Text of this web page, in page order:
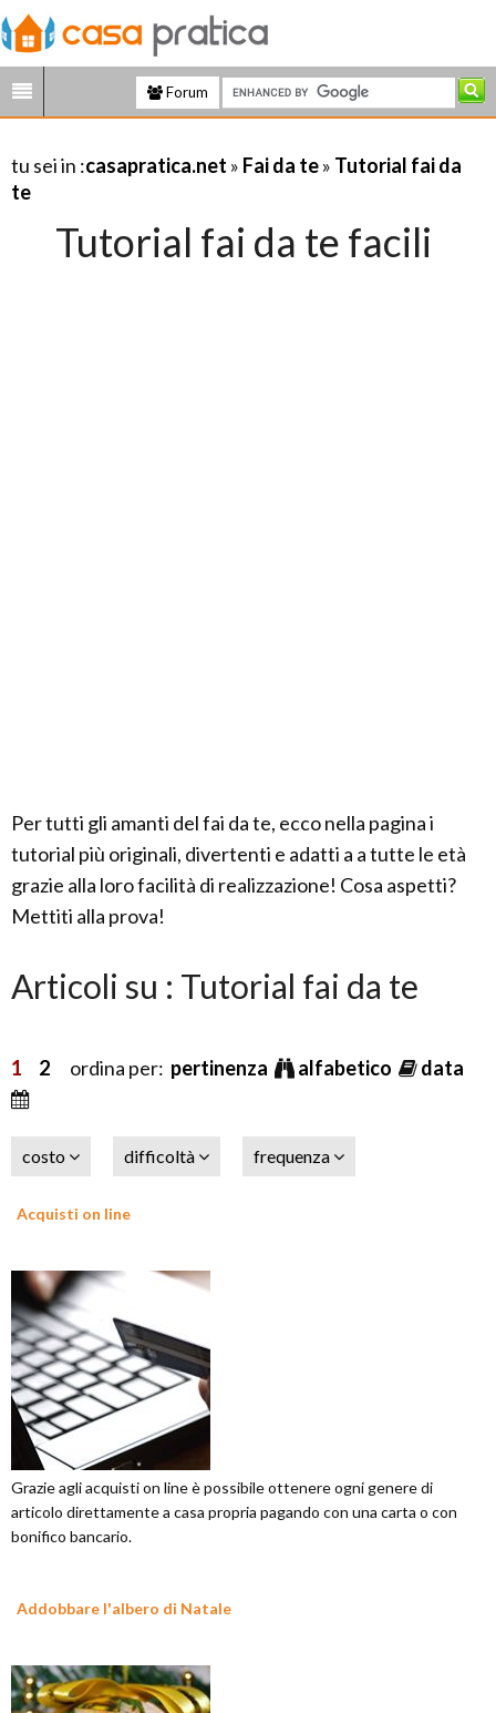
Forum
tu sei in :casapratica.net » Fai da te» Tutorial fai da
te
Tutorial fai da te facili
Per tutti gli amanti del fai da te, ecco nella pagina i
tutorial più originali, divertenti e adatti a a tutte le età
grazie alla loro facilità di realizzazione! Cosa aspetti?
Mettiti alla prova!
Articoli su : Tutorial fai da te
1 2 ordina per: pertinenza alfabetico data
costo difficoltà frequenza
Acquisti on line
Grazie agli acquisti on line è possibile ottenere ogni genere di
articolo direttamente a casa propria pagando con una carta o con
bonifico bancario.
Addobbare l'albero di Natale